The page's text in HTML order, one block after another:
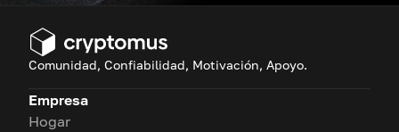
Comunidad, Confiabilidad, Motivación, Apoyo.
Empresa
Hogar